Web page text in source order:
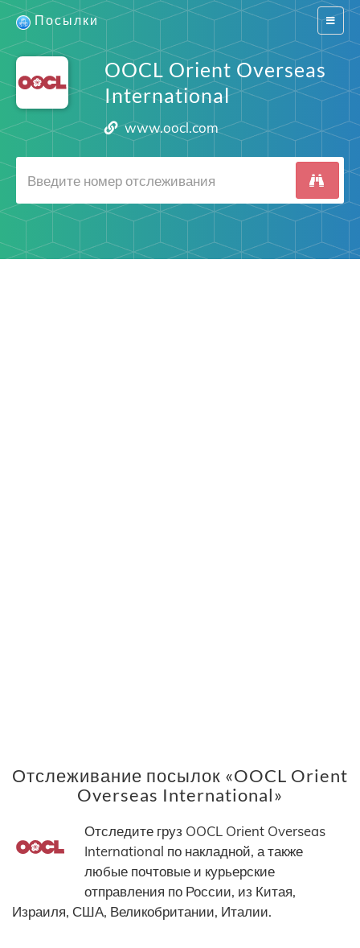
Switch
Посылки
OOCL Orient Overseas
International
www.oocl.com
Отслеживание посылок «OOCL Orient
Overseas International»
Отследите груз OOCL Orient Overseas
International по накладной, а также
любые почтовые и курьерские
отправления по России, из Китая,
Израиля, США, Великобритании, Италии.